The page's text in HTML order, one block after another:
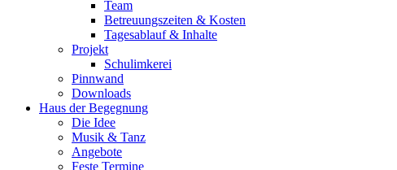
Team
Betreuungszeiten & Kosten
Tagesablauf & Inhalte
Projekt
Schulimkerei
Pinnwand
Downloads
Haus der Begegnung
Die Idee
Musik & Tanz
Angebote
Feste Termine